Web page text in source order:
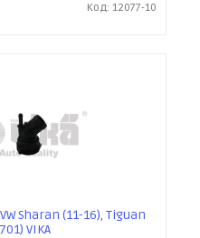
Код: 12077-10
Sharan (11-16), Tiguan
VIKA